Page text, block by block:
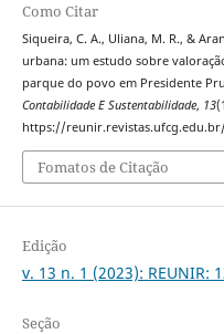
Como Citar
Siqueira, C. A., Uliana, M. R., &
urbana: um estudo sobre
parque do povo em Presidente
Contabilidade E Sustentabilidade, 13
https://
Fomatos de Citação
Edição
v. 13 n. 1 (2023): REUNIR:
Seção